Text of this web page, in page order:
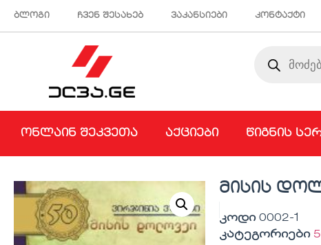
ბლოგი ჩვენ შესახებ ვაკანსიები კონტაქტი
ონლაინ შეკვეთა აქციები წიგნის
მისის
კოდი 0002-1
კატეგორიები